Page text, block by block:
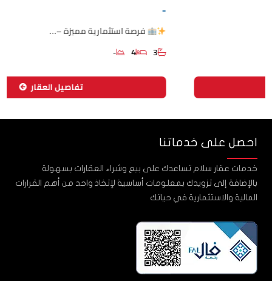
فرصة استثمارية مميزة –…
4
-
تفاصيل العقار
احصل على خدماتنا
خدمات عقار سلام تساعدك على بيع وشراء العقارات بسهولة
بالإضافة إلى تزويدك بمعلومات أساسية لإتخاذ واحد من أهم القرارات
المالية والاستثمارية في حياتك